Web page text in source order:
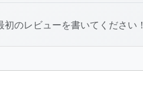
のレビューを書いてください！